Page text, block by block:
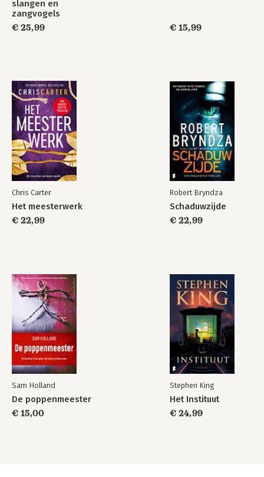
slangen en
zangvogels
€ 25,99
€ 15,99
Chris Carter
Het meesterwerk
€ 22,99
Robert Bryndza
Schaduwzijde
€ 22,99
Sam Holland
De poppenmeester
€ 15,00
Stephen King
Het Instituut
€ 24,99